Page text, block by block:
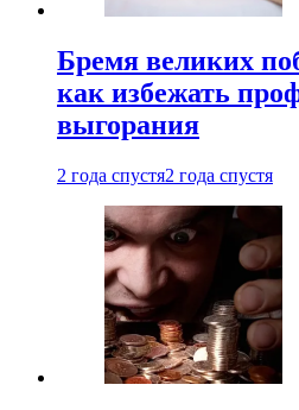
Бремя великих
как избежать
выгорания
2 года спустя2 года спустя